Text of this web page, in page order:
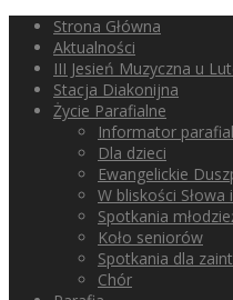
Strona Główna
Aktualności
III Jesień Muzyczna u
Stacja Diakonijna
Życie Parafialne
Informator
Dla dzieci
Ewangelickie
W bliskości Słowa
Spotkania
Koło seniorów
Spotkania dla
Chór